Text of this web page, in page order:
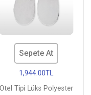
Sepete At
1,944.00TL
Otel Tipi Lüks Polyester